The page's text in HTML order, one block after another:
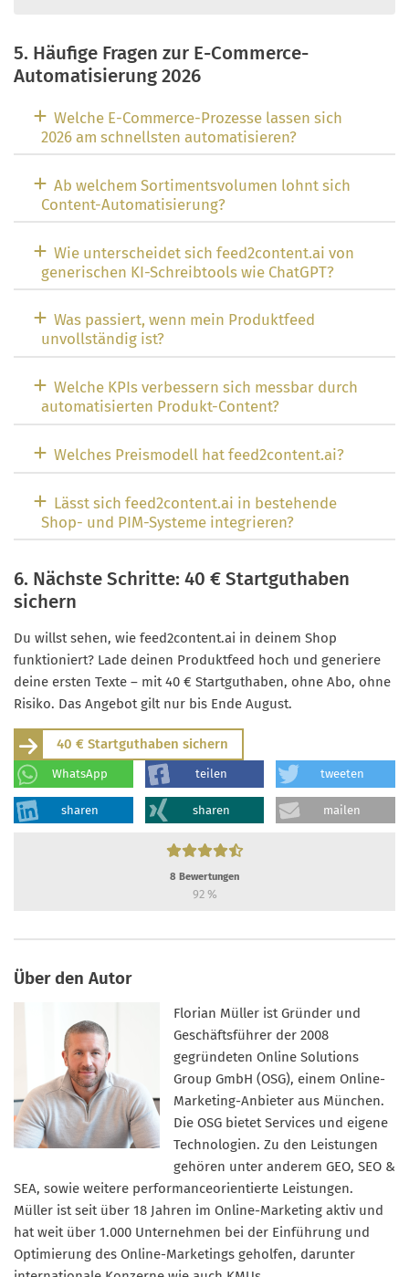
5. Häufige Fragen zur E-Commerce-
Automatisierung 2026
Welche E-Commerce-Prozesse lassen sich
2026 am schnellsten automatisieren?
Ab welchem Sortimentsvolumen lohnt sich
Content-Automatisierung?
Wie unterscheidet sich feed2content.ai von
generischen KI-Schreibtools wie ChatGPT?
Was passiert, wenn mein Produktfeed
unvollständig ist?
Welche KPIs verbessern sich messbar durch
automatisierten Produkt-Content?
Welches Preismodell hat feed2content.ai?
Lässt sich feed2content.ai in bestehende
Shop- und PIM-Systeme integrieren?
6. Nächste Schritte: 40 € Startguthaben
sichern
Du willst sehen, wie feed2content.ai in deinem Shop
funktioniert? Lade deinen Produktfeed hoch und generiere
deine ersten Texte – mit 40 € Startguthaben, ohne Abo, ohne
Risiko. Das Angebot gilt nur bis Ende August.
40 € Startguthaben sichern
WhatsApp teilen tweeten
sharen sharen mailen
8 Bewertungen
92%
Über den Autor
Florian Müller ist Gründer und
Geschäftsführer der 2008
gegründeten Online Solutions
Group GmbH (OSG), einem Online-
Marketing-Anbieter aus München.
Die OSG bietet Services und eigene
Technologien. Zu den Leistungen
gehören unter anderem GEO, SEO &
SEA, sowie weitere performanceorientierte Leistungen.
Müller ist seit über 18 Jahren im Online-Marketing aktiv und
hat weit über 1.000 Unternehmen bei der Einführung und
Optimierung des Online-Marketings geholfen, darunter